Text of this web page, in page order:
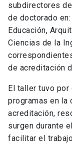
subdirectores
de doctorado
Educación,
Ciencias de la
de acreditación
El taller tuvo por
programas en la
acreditación,
surgen durante
facilitar el